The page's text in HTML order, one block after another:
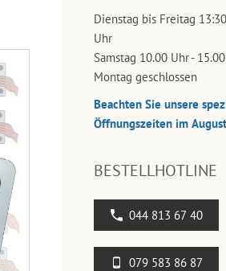
Dienstag bis Freitag
Uhr
Samstag 10.00 Uhr -
Montag geschlossen
Beachten Sie unsere
Öffnungszeiten im
BESTELLHOTLINE
044 813 67 40
079 583 86 87